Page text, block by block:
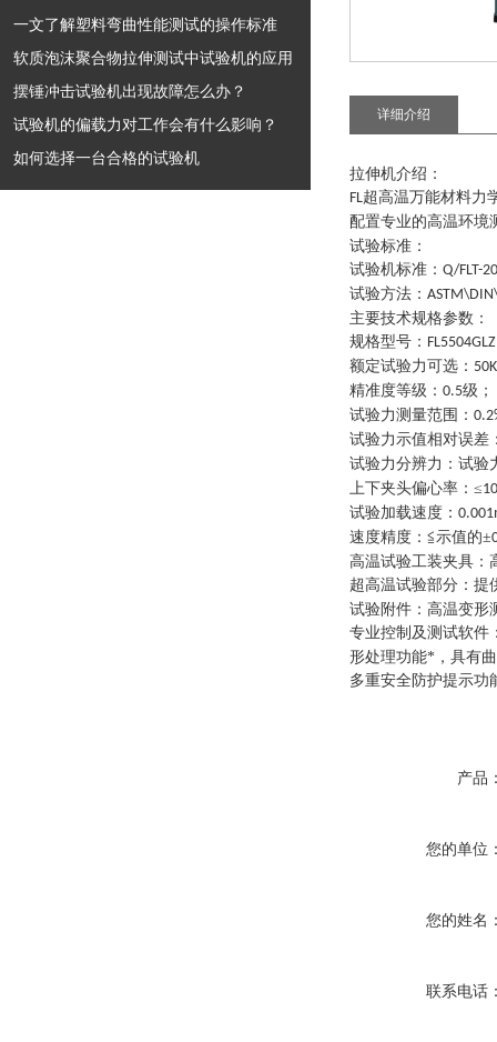
一文了解塑料弯曲性能测试的操作标准
软质泡沫聚合物拉伸测试中试验机的应用
摆锤冲击试验机出现故障怎么办？
试验机的偏载力对工作会有什么影响？
如何选择一台合格的试验机
详细介绍
拉伸机介绍 ：
FL超高温万能材料力
配置专业的高温环境
试验标准：
试验机标准 ： Q/FLT-
试验方法 ：
主要技术规格参数 ：
规格型号 ： FL5504GLZ
额定试验力可选 ：
精准度等级 ： 0.5级 ；
试验力测量范围 ：
试验力示值相对误差
试验力分辨力 ： 试验
上下夹头偏心率 ： ≤10
试验加载速度 ：
速度精度 ： ≦示值的±
高温试验工装夹具 ：
超高温试验部分 ： 提
试验附件 ： 高温变形
专业控制及测试软件
形处理功能*，具有
多重安全防护提示功
产品
您的单位
您的姓名
联系电话